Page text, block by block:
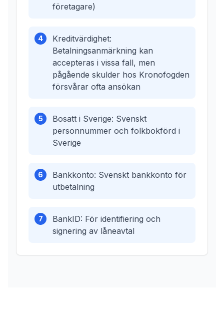
företagare)
4
Kreditvärdighet:
Betalningsanmärkning kan
accepteras i vissa fall, men
pågående skulder hos Kronofogden
försvårar ofta ansökan
5
Bosatt i Sverige: Svenskt
personnummer och folkbokförd i
Sverige
6
Bankkonto: Svenskt bankkonto för
utbetalning
7
BankID: För identifiering och
signering av låneavtal